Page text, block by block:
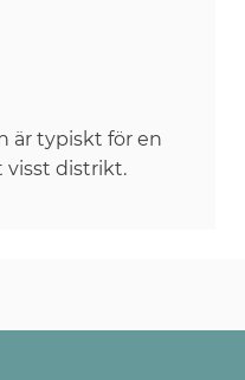
är typiskt för en
visst distrikt.